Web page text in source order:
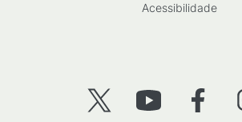
Acessibilidade